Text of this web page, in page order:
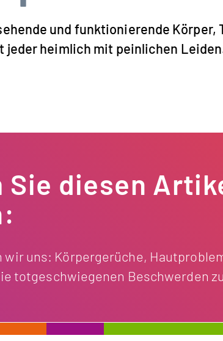
und funktionierende Körper,
jeder heimlich mit peinlichen
Sie diesen
wir uns: Körpergerüche,
totgeschwiegenen Beschwerden